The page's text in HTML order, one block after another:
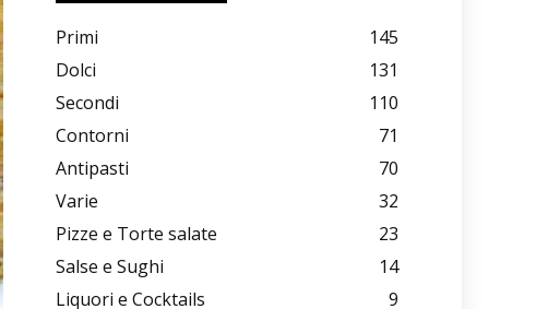
Primi
145
Dolci
131
Secondi
110
Contorni
71
Antipasti
70
Varie
32
Pizze e Torte salate
23
Salse e Sughi
14
Liquori e Cocktails
9